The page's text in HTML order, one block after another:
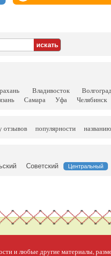
Владивосток Волгоград
Самара Уфа Челябинск
отзывов популярности названию
Советский Центральный
и любые другие материалы,